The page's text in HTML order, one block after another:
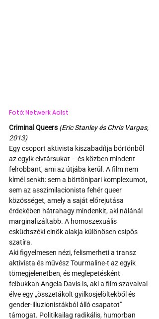
Fotó: Netwerk Aalst
Criminal Queers (Eric Stanley és Chris Vargas,
2013)
Egy csoport aktivista kiszabadítja börtönből
az egyik elvtársukat – és közben mindent
felrobbant, ami az útjába kerül. A film nem
kímél senkit: sem a börtönipari komplexumot,
sem az asszimilacionista fehér queer
közösséget, amely a saját előrejutása
érdekében hátrahagy mindenkit, aki nálánál
marginalizáltabb. A homoszexuális
esküdtszéki elnök alakja különösen csípős
szatíra.
Aki figyelmesen nézi, felismerheti a transz
aktivista és művész Tourmaline-t az egyik
tömegjelenetben, és meglepetésként
felbukkan Angela Davis is, aki a film szavaival
élve egy „összetákolt gyilkosjelöltekből és
gender-illuzionistákból álló csapatot"
támogat. Politikailag radikális, humorban